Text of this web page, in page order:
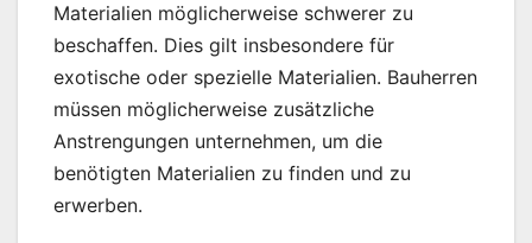
Materialien möglicherweise schwerer zu
beschaffen. Dies gilt insbesondere für
exotische oder spezielle Materialien. Bauherren
müssen möglicherweise zusätzliche
Anstrengungen unternehmen, um die
benötigten Materialien zu finden und zu
erwerben.